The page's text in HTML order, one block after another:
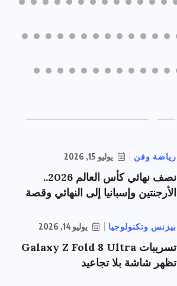
رياضة وفن يوليو 15, 2026
نصف نهائي كأس العالم 2026..
الأرجنتين وإسبانيا إلى النهائي وقصة
بيزنس وتكنولوجيا يوليو 14, 2026
تسريبات Galaxy Z Fold 8 Ultra
تظهر شاشة بلا تجاعيد